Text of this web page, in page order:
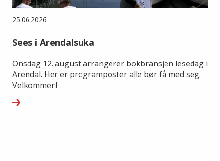
25.06.2026
Sees i Arendalsuka
Onsdag 12. august arrangerer bokbransjen lesedag i
Arendal. Her er programposter alle bør få med seg.
Velkommen!